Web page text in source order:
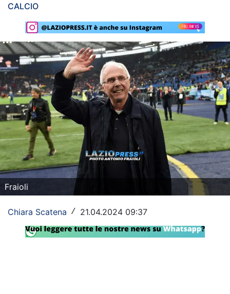
Lazio Women
Rassegna Lazio
Social
Calcio
Serie A
Champions League
Europa League
Altri Sport
Formula 1
Tennis
Vela
CALCIO
Fraioli
Chiara Scatena / 21.04.2024 09:37